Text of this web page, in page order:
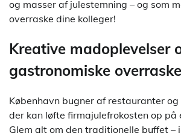
og masser af julestemning – og som
overraske dine kolleger!
Kreative madoplevelser
gastronomiske
København bugner af restauranter
der kan løfte firmajulefrokosten op på
Glem alt om den traditionelle buffet –